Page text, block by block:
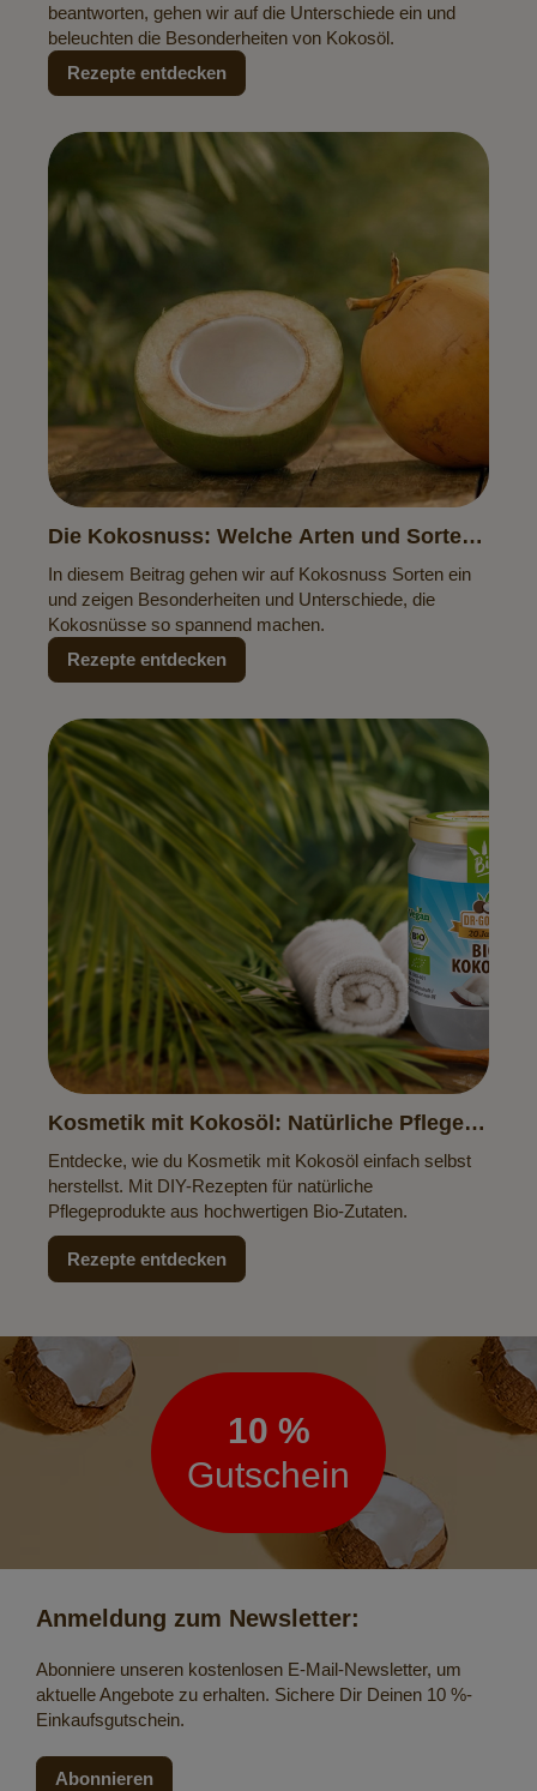
beantworten, gehen wir auf die Unterschiede ein und
beleuchten die Besonderheiten von Kokosöl.
Rezepte entdecken
Die Kokosnuss: Welche Arten und Sorten
In diesem Beitrag gehen wir auf Kokosnuss Sorten ein
und zeigen Besonderheiten und Unterschiede, die
Kokosnüsse so spannend machen.
Rezepte entdecken
Kosmetik mit Kokosöl: Natürliche Pflege
Entdecke, wie du Kosmetik mit Kokosöl einfach selbst
herstellst. Mit DIY-Rezepten für natürliche
Pflegeprodukte aus hochwertigen Bio-Zutaten.
Rezepte entdecken
Newsletter
10 %
Gutschein
Anmeldung zum Newsletter:
Abonniere unseren kostenlosen E-Mail-Newsletter, um
aktuelle Angebote zu erhalten. Sichere Dir Deinen 10 %-
Einkaufsgutschein.
Abonnieren